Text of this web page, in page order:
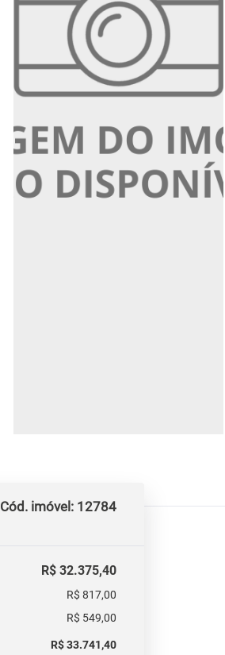
Cód. imóvel: 12784
R$ 32.375,40
R$ 817,00
R$ 549,00
R$ 33.741,40